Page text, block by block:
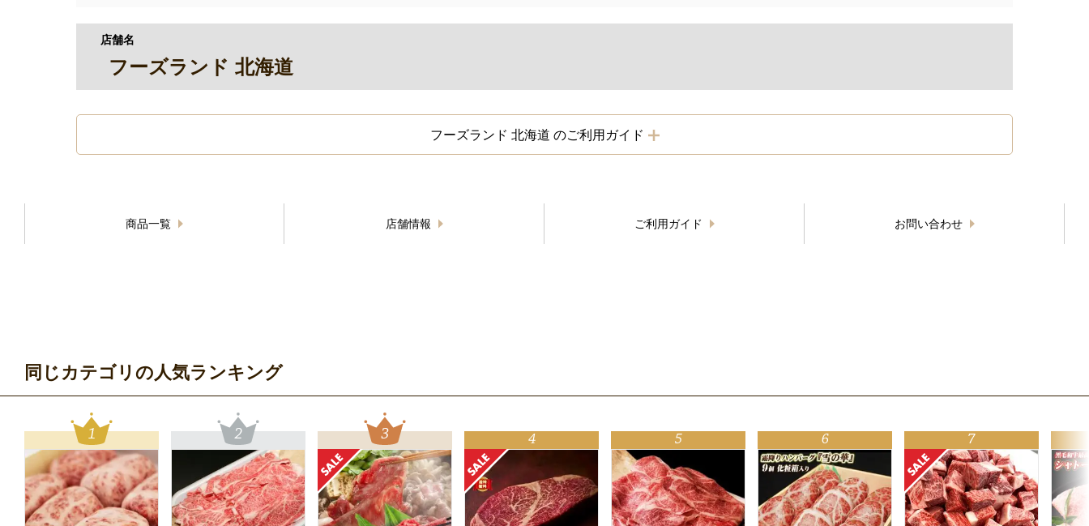
店舗名
フーズランド 北海道
フーズランド 北海道 のご利用ガイド
商品一覧 店舗情報 ご利用ガイド お問い合わせ
同じカテゴリの人気ランキング